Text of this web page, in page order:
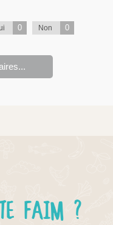
0 Non 0
FAIM ?